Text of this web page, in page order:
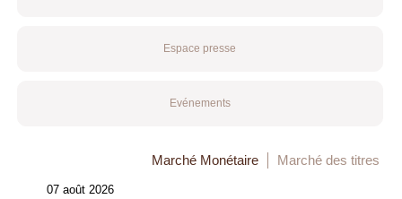
Espace presse
Evénements
Marché Monétaire Marché des titres
07 août 2026